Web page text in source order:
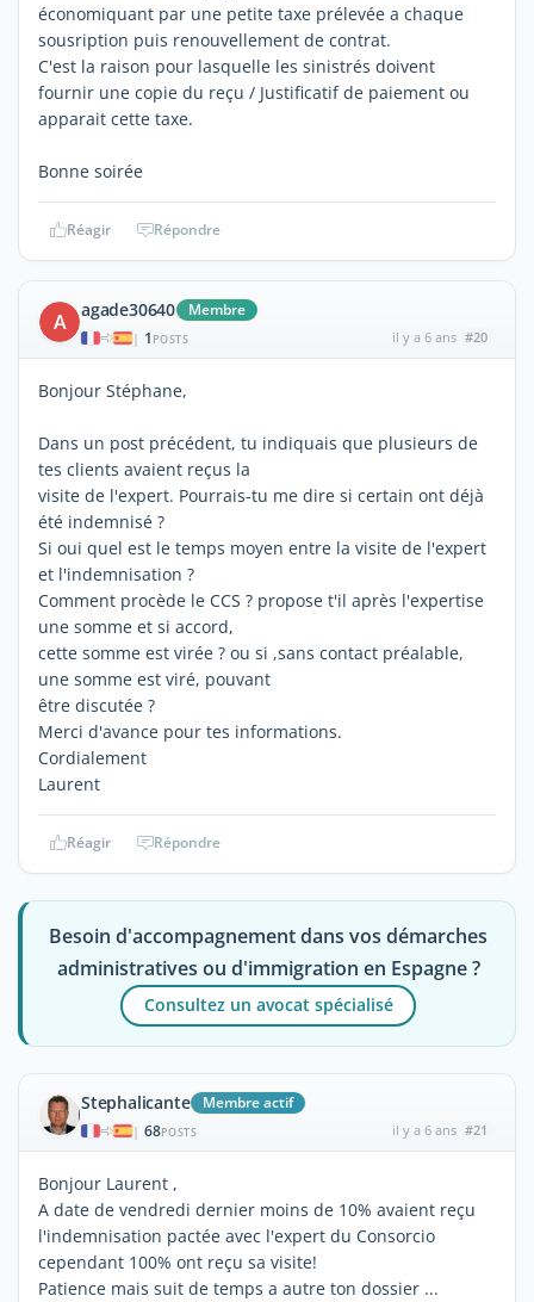
économiquant par une petite taxe prélevée a chaque
sousription puis renouvellement de contrat.
C'est la raison pour lasquelle les sinistrés doivent
fournir une copie du reçu / Justificatif de paiement ou
apparait cette taxe.
Bonne soirée
Réagir Répondre
A agade30640 Membre
| 1 POSTS il y a 6 ans #20
Bonjour Stéphane,
Dans un post précédent, tu indiquais que plusieurs de
tes clients avaient reçus la
visite de l'expert. Pourrais-tu me dire si certain ont déjà
été indemnisé ?
Si oui quel est le temps moyen entre la visite de l'expert
et l'indemnisation ?
Comment procède le CCS ? propose t'il après l'expertise
une somme et si accord,
cette somme est virée ? ou si ,sans contact préalable,
une somme est viré, pouvant
être discutée ?
Merci d'avance pour tes informations.
Cordialement
Laurent
Réagir Répondre
Besoin d'accompagnement dans vos démarches
administratives ou d'immigration en Espagne ?
Consultez un avocat spécialisé
Stephalicante Membre actif
| 68POSTS il y a 6 ans #21
Bonjour Laurent ,
A date de vendredi dernier moins de 10% avaient reçu
l'indemnisation pactée avec l'expert du Consorcio
cependant 100% ont reçu sa visite!
Patience mais suit de temps a autre ton dossier ...